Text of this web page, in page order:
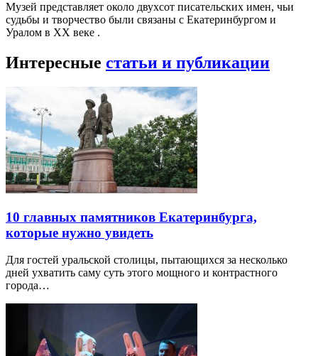
Музей представляет около двухсот писательских имен, чьи
судьбы и творчество были связаны с Екатеринбургом и
Уралом в XX веке .
Интересные статьи и публикации
10 главных памятников Екатеринбурга,
которые нужно увидеть
Для гостей уральской столицы, пытающихся за несколько
дней ухватить саму суть этого мощного и контрастного
города…